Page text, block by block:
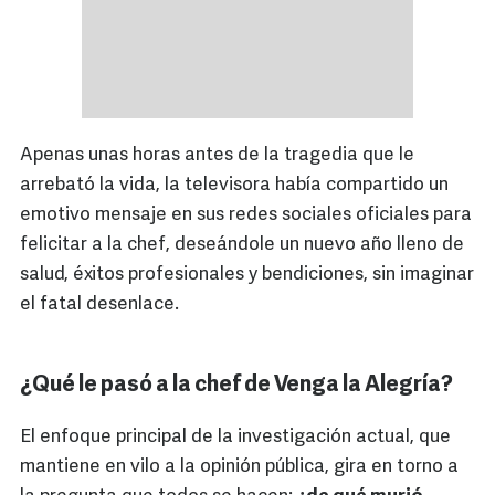
Apenas unas horas antes de la tragedia que le
arrebató la vida, la televisora había compartido un
emotivo mensaje en sus redes sociales oficiales para
felicitar a la chef, deseándole un nuevo año lleno de
salud, éxitos profesionales y bendiciones, sin imaginar
el fatal desenlace.
¿Qué le pasó a la chef de Venga la Alegría?
El enfoque principal de la investigación actual, que
mantiene en vilo a la opinión pública, gira en torno a